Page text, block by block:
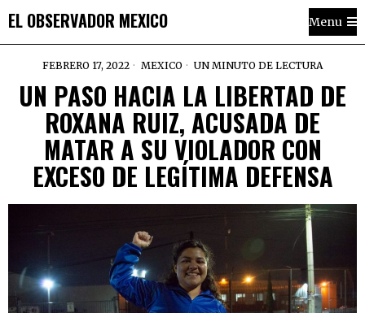
EL OBSERVADOR MEXICO Menu
FEBRERO 17, 2022 MEXICO UN MINUTO DE LECTURA
UN PASO HACIA LA LIBERTAD DE
ROXANA RUIZ, ACUSADA DE
MATAR A SU VIOLADOR CON
EXCESO DE LEGÍTIMA DEFENSA